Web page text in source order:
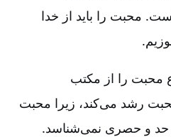
محبت را باید از خدا
محبت را از مکتب
رشد می‌کند، زیرا محبت
حد و حصری نمی‌شناسد.